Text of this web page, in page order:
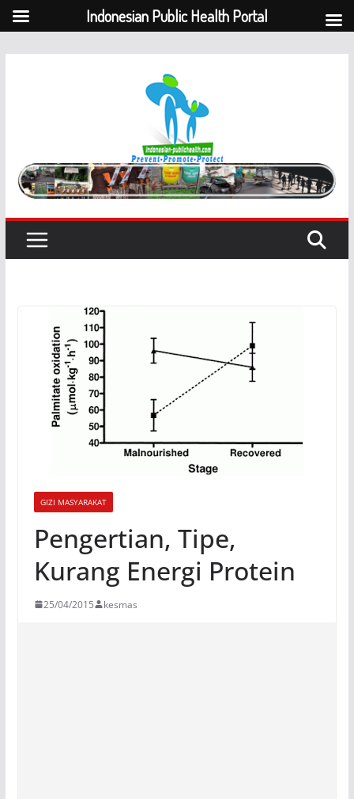
GIZI MASYARAKAT
Pengertian, Tipe,
Kurang Energi Protein
25/04/2015 kesmas
Indonesian Public Health Portal